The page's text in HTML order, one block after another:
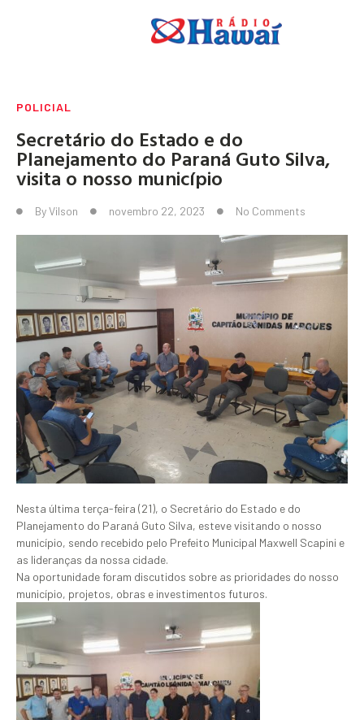
POLICIAL
Secretário do Estado e do
Planejamento do Paraná Guto Silva,
visita o nosso município
ByVilson novembro 22, 2023 No Comments
Nesta última terça-feira (21), o Secretário do Estado e do
Planejamento do Paraná Guto Silva, esteve visitando o nosso
município, sendo recebido pelo Prefeito Municipal Maxwell Scapini e
as lideranças da nossa cidade.
Na oportunidade foram discutidos sobre as prioridades do nosso
município, projetos, obras e investimentos futuros.